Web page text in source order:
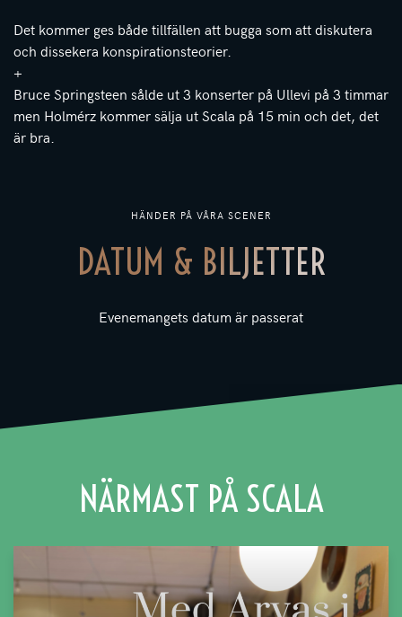
HÄNDER PÅ VÅRA SCENER
DATUM & BILJETTER
Evenemangets datum är passerat
Det kommer ges både tillfällen att bugga som att diskutera
och dissekera konspirationsteorier.
+
Bruce Springsteen sålde ut 3 konserter på Ullevi på 3 timmar
men Holmérz kommer sälja ut Scala på 15 min och det, det
är bra.
NÄRMAST PÅ SCALA